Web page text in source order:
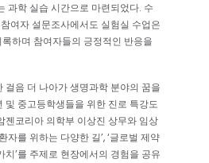
과학 실습 시간으로 마련되었다. 수
여자 설문조사에서도 실험실 수업은
하며 참여자들의 긍정적인 반응을
걸음 더 나아가 생명과학 분야의 꿈을
및 중고등학생들을 위한 진로 특강도
젠코리아 의학부 이상진 상무와 임상
자를 위하는 다양한 길’, ‘글로벌 제약
’를 주제로 현장에서의 경험을 공유